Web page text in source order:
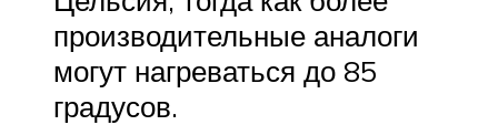
производительные аналоги
могут нагреваться до 85
градусов.